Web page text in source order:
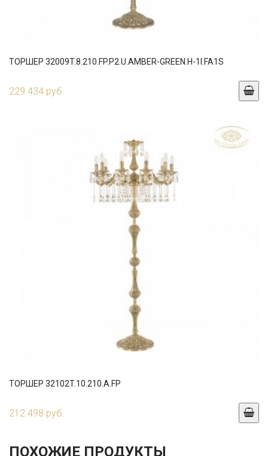
ТОРШЕР 32009T.8.210.FP.P2.U.AMBER-GREEN.H-1I.FA1S
229 434 руб.
ТОРШЕР 32102T.10.210.A.FP
212 498 руб.
ПОХОЖИЕ ПРОДУКТЫ